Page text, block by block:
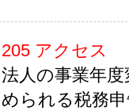
205 アクセス
法人の事業年
められる税務